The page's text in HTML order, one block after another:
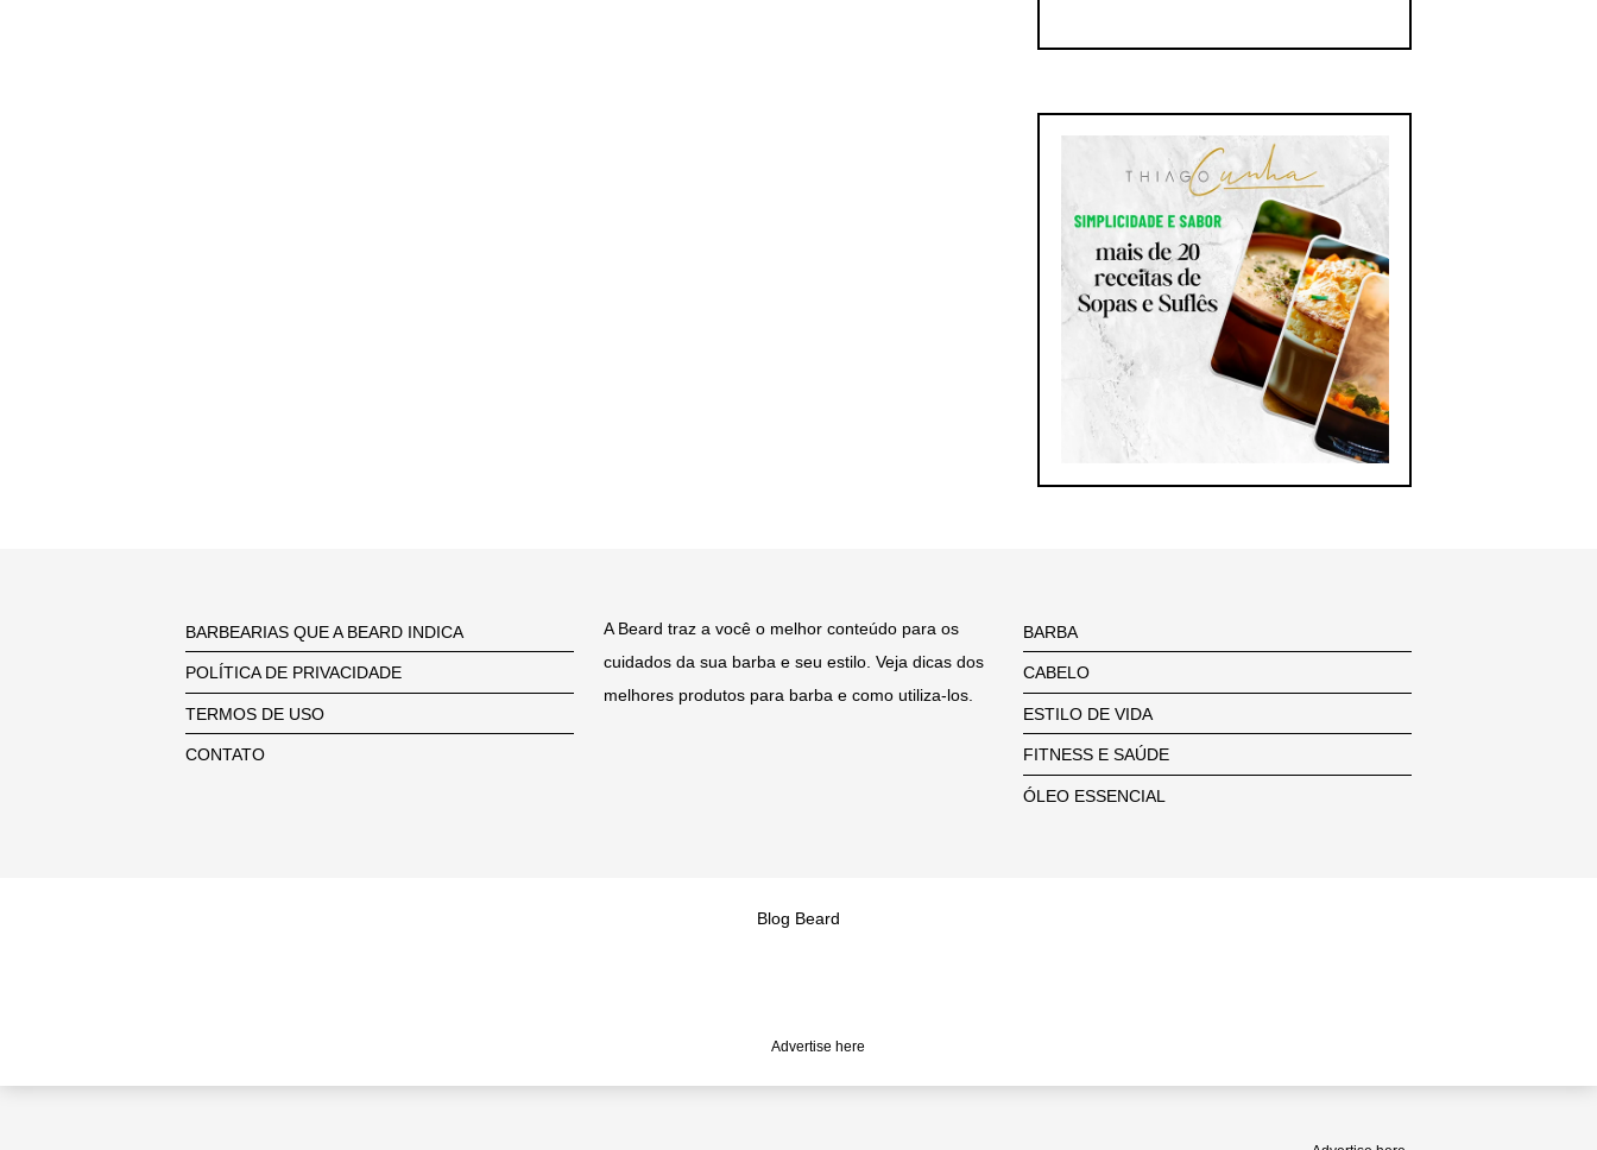
BARBEARIAS QUE A BEARD INDICA
POLÍTICA DE PRIVACIDADE
TERMOS DE USO
CONTATO
A Beard traz a você o melhor conteúdo para os
cuidados da sua barba e seu estilo. Veja dicas dos
melhores produtos para barba e como utiliza-los.
BARBA
CABELO
ESTILO DE VIDA
FITNESS E SAÚDE
ÓLEO ESSENCIAL
Blog Beard
Advertise here